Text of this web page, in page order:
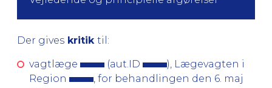
Der gives kritik til:
vagtlæge (aut.ID
), Lægevagten i
Region
, for behandlingen den 6. maj